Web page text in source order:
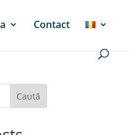
Contact
Caută